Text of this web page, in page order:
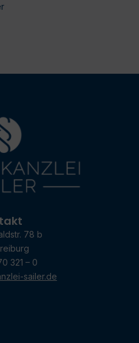
78 b
321 – 0
sailer.de